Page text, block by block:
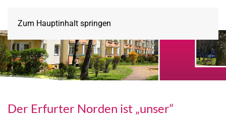
Zum Hauptinhalt springen
Der Erfurter Norden ist „unser“